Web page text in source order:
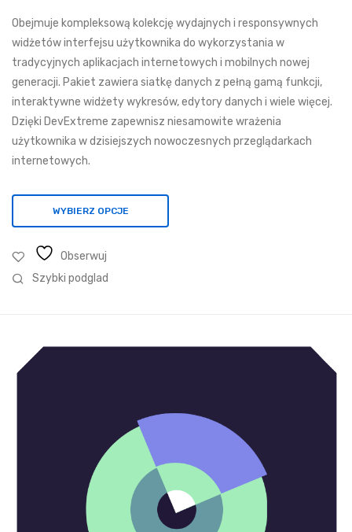
351,16 zł
do
3
974,01 zł
Obejmuje kompleksową kolekcję wydajnych i responsywnych
widżetów interfejsu użytkownika do wykorzystania w
tradycyjnych aplikacjach internetowych i mobilnych nowej
generacji. Pakiet zawiera siatkę danych z pełną gamą funkcji,
interaktywne widżety wykresów, edytory danych i wiele więcej.
Dzięki DevExtreme zapewnisz niesamowite wrażenia
użytkownika w dzisiejszych nowoczesnych przeglądarkach
internetowych.
WYBIERZ OPCJE
Obserwuj
Szybki podglad